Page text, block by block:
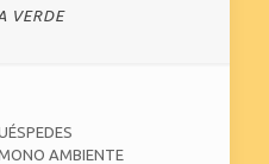
VERDE
AMBIENTE